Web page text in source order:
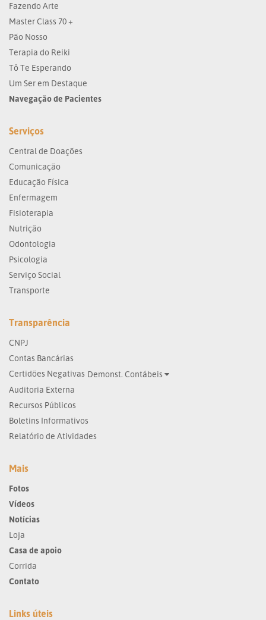
Fazendo Arte
Master Class 70 +
Pão Nosso
Terapia do Reiki
Tô Te Esperando
Um Ser em Destaque
Navegação de Pacientes
Serviços
Central de Doações
Comunicação
Educação Física
Enfermagem
Fisioterapia
Nutrição
Odontologia
Psicologia
Serviço Social
Transporte
Transparência
CNPJ
Contas Bancárias
Certidões Negativas Demonst. Contábeis
Auditoria Externa
Recursos Públicos
Boletins Informativos
Relatório de Atividades
Mais
Fotos
Vídeos
Notícias
Loja
Casa de apoio
Corrida
Contato
Links úteis